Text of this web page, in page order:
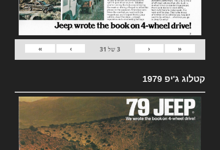
«
‹
3של 31
›
»
קטלוג ג'יפ 1979